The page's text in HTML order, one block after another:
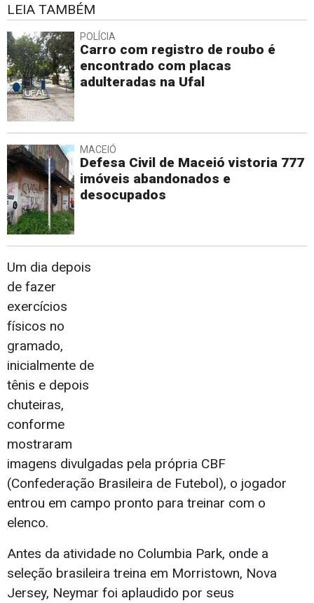
LEIA TAMBÉM
POLÍCIA
Carro com registro de roubo é
encontrado com placas
adulteradas na Ufal
MACEIÓ
Defesa Civil de Maceió vistoria 777
imóveis abandonados e
desocupados
Um dia depois
de fazer
exercícios
físicos no
gramado,
inicialmente de
tênis e depois
chuteiras,
conforme
mostraram
imagens divulgadas pela própria CBF
(Confederação Brasileira de Futebol), o jogador
entrou em campo pronto para treinar com o
elenco.
Antes da atividade no Columbia Park, onde a
seleção brasileira treina em Morristown, Nova
Jersey, Neymar foi aplaudido por seus